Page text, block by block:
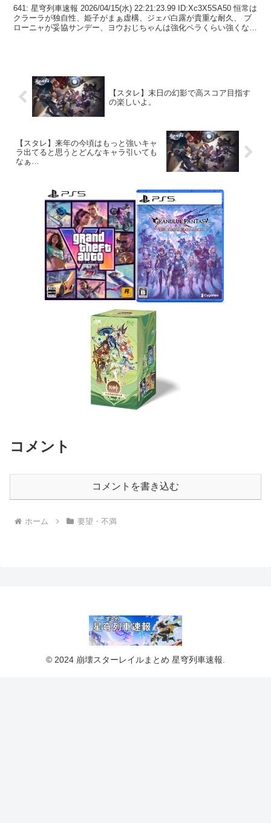
641: 星穹列車速報 2026/04/15(水) 22:21:23.99 ID:Xc3X5SA50 恒常は
クラーラが独自性、姫子がまぁ虚構、ジェパ白露が貴重な耐久、 ブ
ローニャが妥協サンデー、ヨウおじちゃんは強化ペラくらい強くなっ
【スタレ】末日の幻影で高スコア目指す
の楽しいよ。
【スタレ】来年の今頃はもっと強いキャ
ラ出てると思うとどんなキャラ引いても
なぁ…
コメント
コメントを書き込む
ホーム 要望・不満
© 2024 崩壊スターレイルまとめ 星穹列車速報.